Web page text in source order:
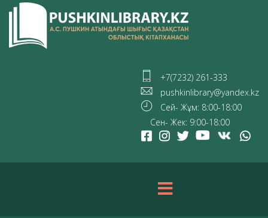
+7(7232) 261-333
pushkinlibrary@yandex.kz
Сей- Жұм: 8:00-18:00
Сен- Жек: 9:00-18:00